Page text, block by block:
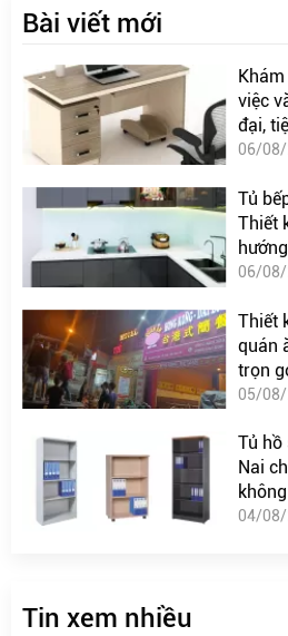
Bài viết mới
việc
đại,
06/
Tủ
Thiết
06/
Thiết
quán
trọn
05/
Tủ hồ
Nai
04/
Tin xem nhiều